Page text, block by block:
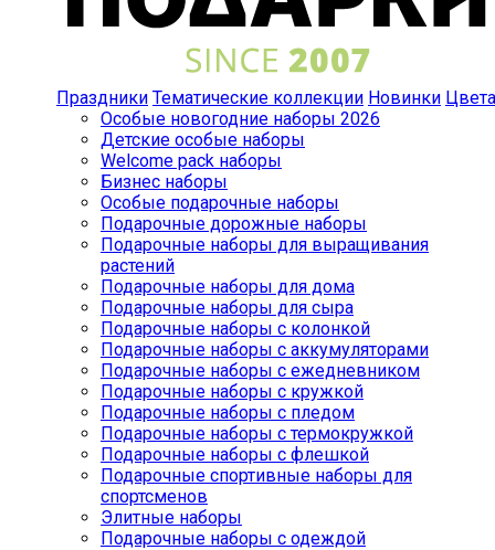
Праздники Тематические коллекции Новинки Цвета
Особые новогодние наборы 2026
Детские особые наборы
Welcome pack наборы
Бизнес наборы
Особые подарочные наборы
Подарочные дорожные наборы
Подарочные наборы для выращивания
растений
Подарочные наборы для дома
Подарочные наборы для сыра
Подарочные наборы с колонкой
Подарочные наборы с аккумуляторами
Подарочные наборы с ежедневником
Подарочные наборы с кружкой
Подарочные наборы с пледом
Подарочные наборы с термокружкой
Подарочные наборы с флешкой
Подарочные спортивные наборы для
спортсменов
Элитные наборы
Подарочные наборы с одеждой